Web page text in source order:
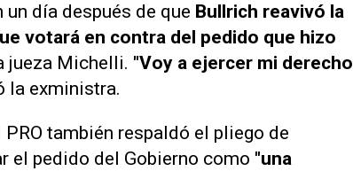
día después de que Bullrich reavivó la
votará en contra del pedido que hizo
jueza Michelli. "Voy a ejercer mi derecho
la exministra.
también respaldó el pliego de
el pedido del Gobierno como "una